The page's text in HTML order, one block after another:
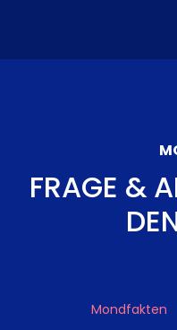
FRAGE &
Mondfakten